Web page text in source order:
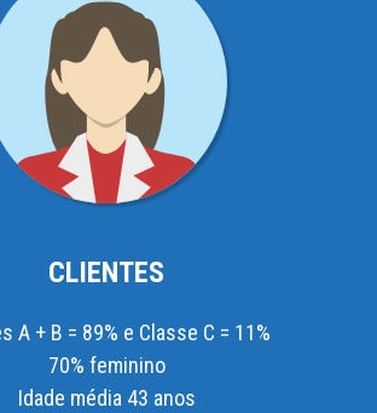
CLIENTES
A + B = 89% e Classe C = 11%
70% feminino
Idade média 43 anos